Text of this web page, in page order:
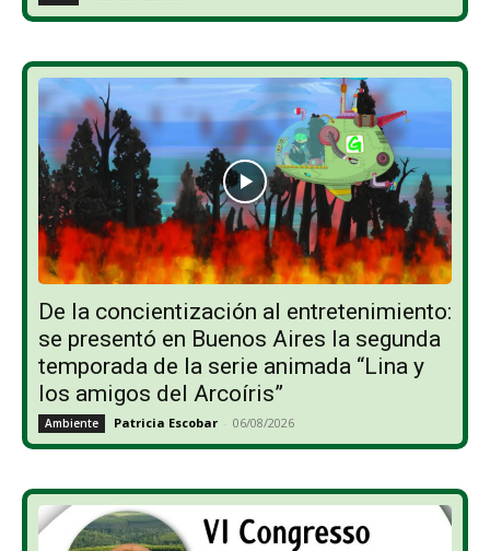
De la concientización al entretenimiento:
se presentó en Buenos Aires la segunda
temporada de la serie animada “Lina y
los amigos del Arcoíris”
Ambiente Patricia Escobar - 06/08/2026